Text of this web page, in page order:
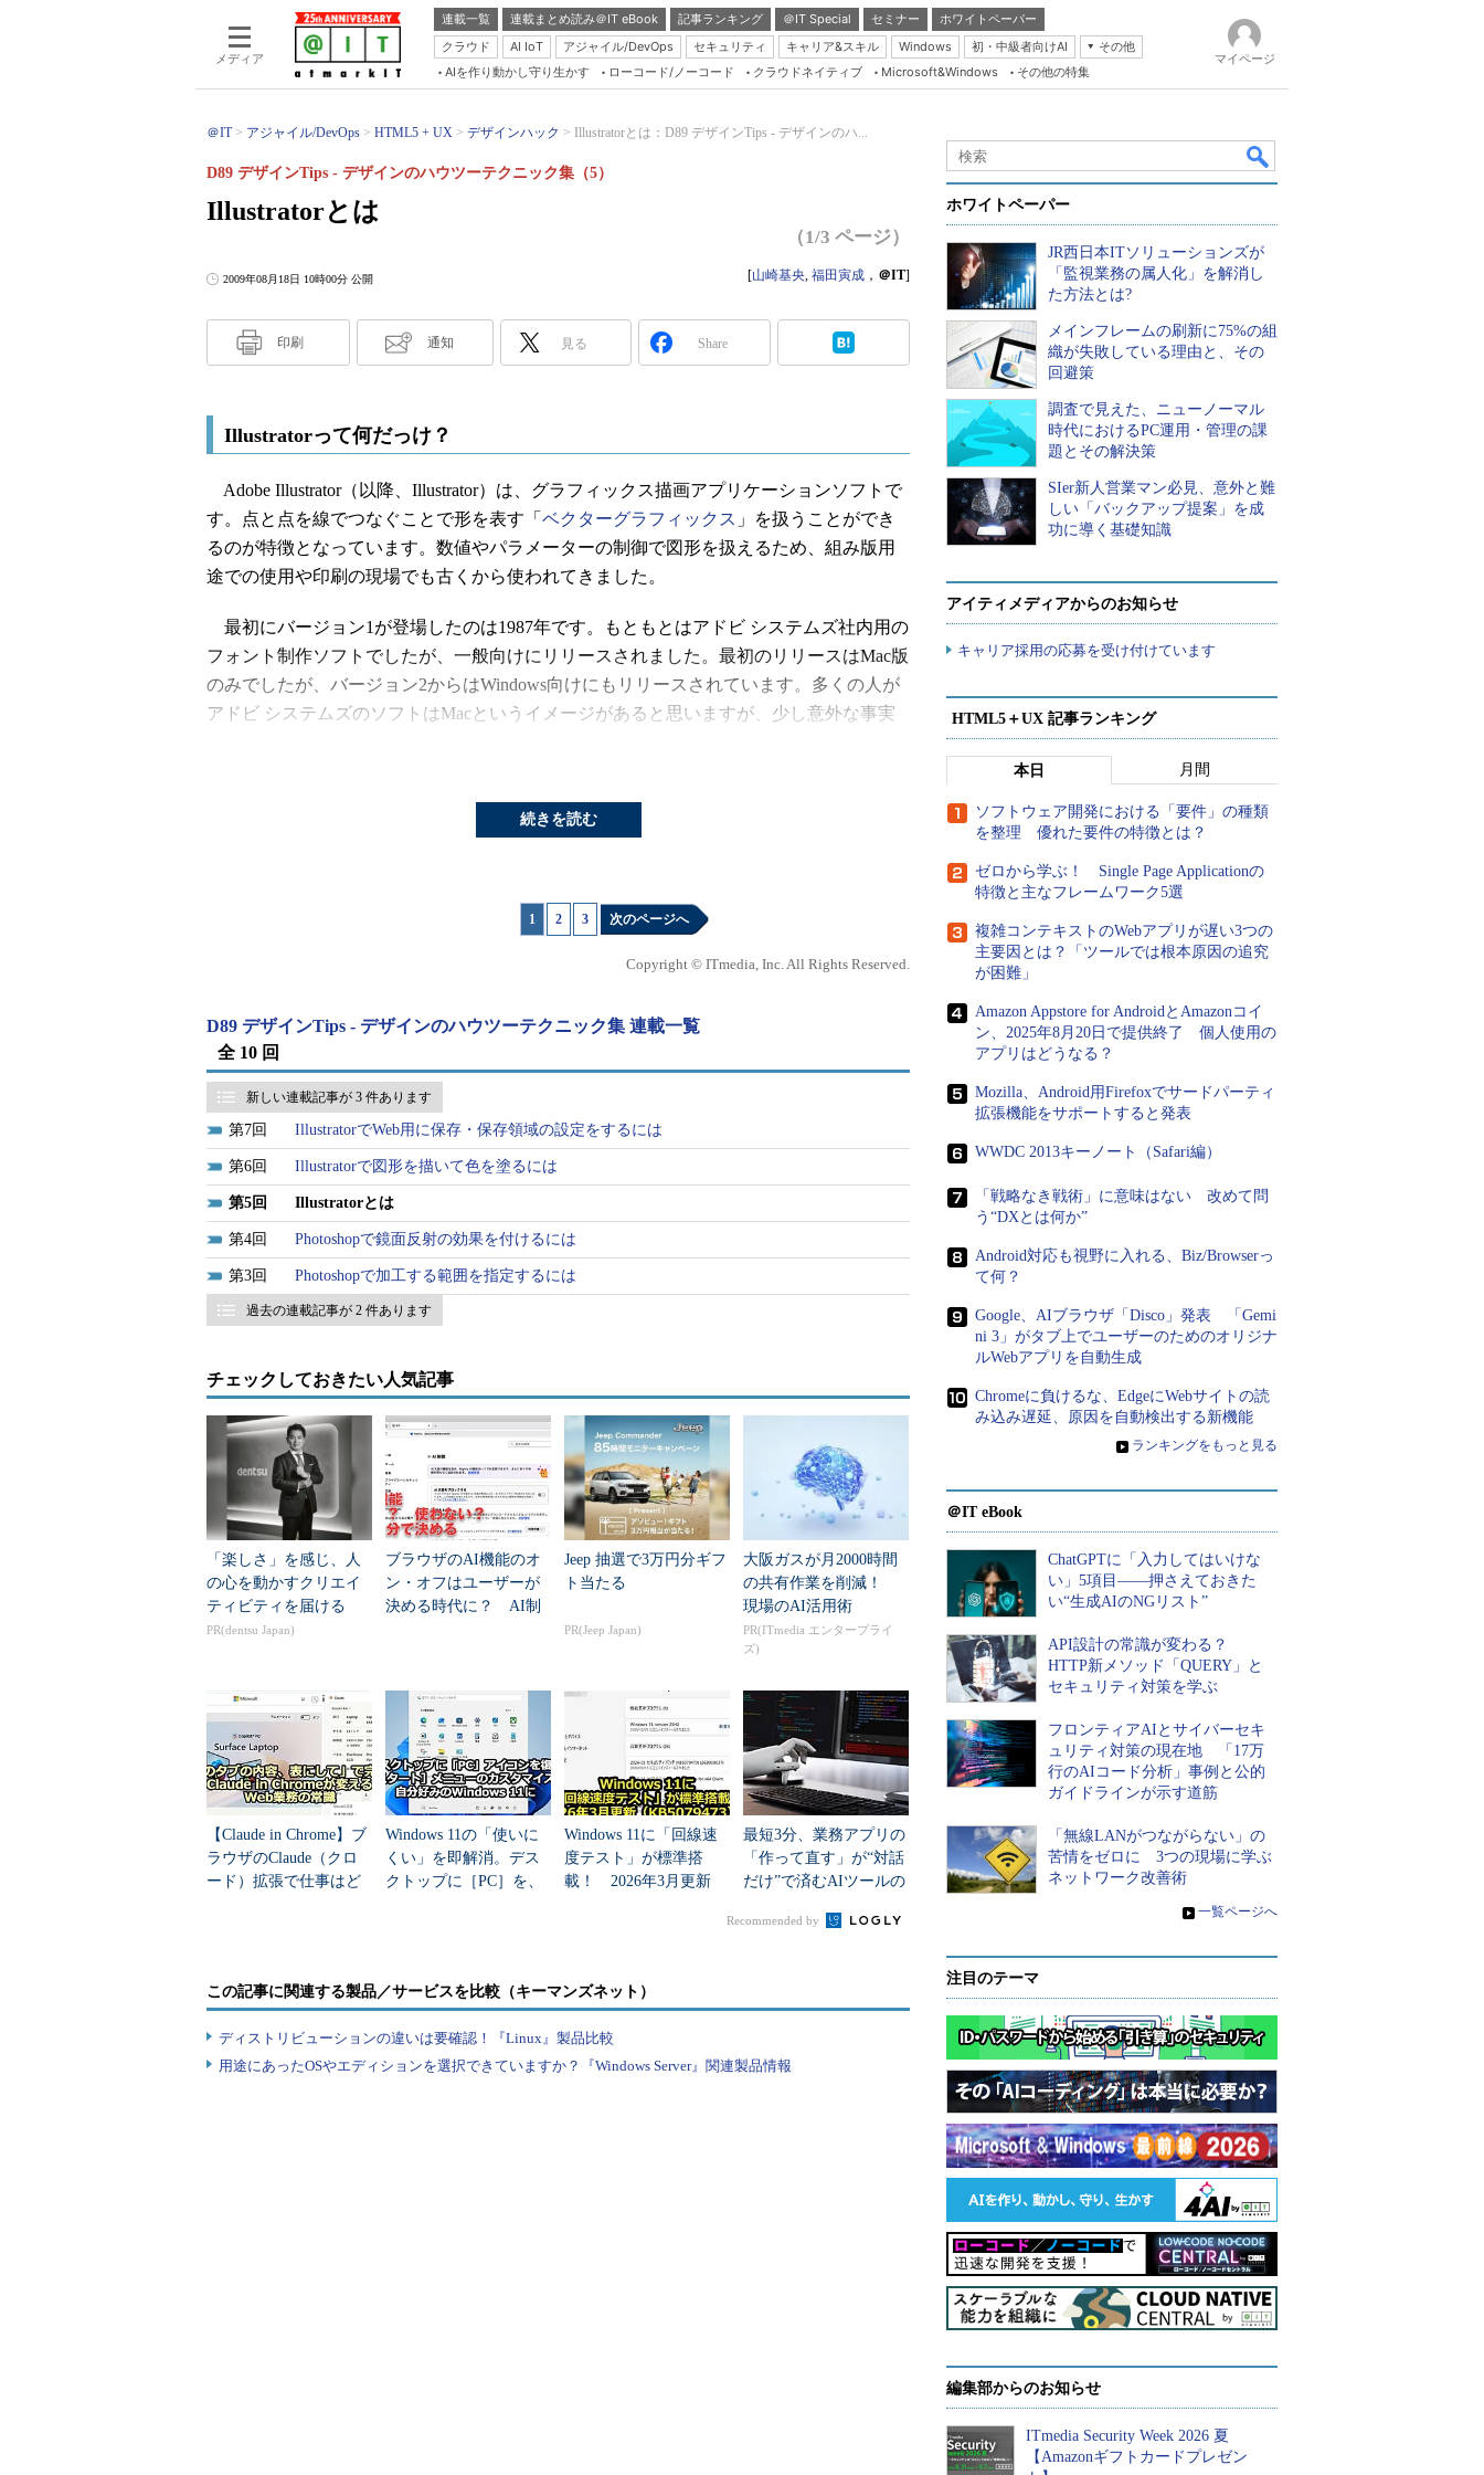
メディア
連載一覧 連載まとめ読み＠IT eBook 記事ランキング ＠IT Special セミナー
ホワイトペーパー
クラウド
AI IoT アジャイル/DevOps セキュリティ キャリア&スキル Windows 初・中級者向けAI
その他
Server & Storage
Database Expert
Master of IP Network
Security & Trust
AIを作り動かし守り生かす ローコード/ノーコード クラウドネイティブ Microsoft&Windows その他の特集
マイページ
＠IT アジャイル/DevOps HTML5 + UX デザインハック Illustratorとは：D89 デザインTips - デザインのハ...
Illustratorとは
D89 デザインTips - デザインのハウツーテクニック集（5）
（1/3 ページ）
2009年08月18日 10時00分 公開 [山崎基央, 福田寅成 ， ＠IT]
印刷 通知 見る Share
Illustratorって何だっけ？
Adobe Illustrator（以降、Illustrator）は、グラフィックス描画アプリケーションソフトで
す。点と点を線でつなぐことで形を表す「 ベクターグラフィックス 」を扱うことができ
るのが特徴となっています。数値やパラメーターの制御で図形を扱えるため、組み版用
途での使用や印刷の現場でも古くから使われてきました。
最初にバージョン1が登場したのは1987年です。もともとはアドビ システムズ社内用の
フォント制作ソフトでしたが、一般向けにリリースされました。最初のリリースはMac版
のみでしたが、バージョン2からはWindows向けにもリリースされています。多くの人が
アドビ システムズのソフトはMacというイメージがあると思いますが、少し意外な事実
ョン11からは新たに「CS（Creative Suite）」という名前が付けられました。このバージョ
フトになりました。最新版のCS4は2008年12月19日に発売され、メジャーバージョンは14
フトウェアを追加機能として使うことができます。
Illustratorのユーザーインターフェイス
Illustratorのユーザーインターフェイスについて、簡単に見ていきます。Illustratorを起動
してみましょう。
図 Illustratorのユーザーインターフェイス （画像をクリックすると拡大します）
編集中の書類一覧がタブ状になって表示されます。これは、Illustrator CS4からの新機能
です。
【B】アプリケーションバー
ファイル操作やヘルプメニューなど、グローバルなナビゲーションが収められていま
す。
用途に応じて、画面の構造を変更できます。主に、パネルの位置や構成です。プリセ
ットでは、アドビ システムズのファミリー製品に近い構成と、一般的に使われる構成が
入っています。構成は、自分でカスタマイズして保存することも可能です。
続きを読む
1 2 3 次のページへ
Copyright © ITmedia, Inc. All Rights Reserved.
D89 デザインTips - デザインのハウツーテクニック集 連載一覧
全 10 回
新しい連載記事が 3 件あります
7 IllustratorでWeb用に保存・保存領域の設定をするには
6 Illustratorで図形を描いて色を塗るには
5 Illustratorとは
4 Photoshopで鏡面反射の効果を付けるには
3 Photoshopで加工する範囲を指定するには
過去の連載記事が 2 件あります
チェックしておきたい人気記事
「楽しさ」を感じ、人
の心を動かすクリエイ
ティビティを届ける
PR(dentsu Japan)
ブラウザのAI機能のオ
ン・オフはユーザーが
決める時代に？ AI制
Jeep 抽選で3万円分ギフ
ト当たる
PR(Jeep Japan)
大阪ガスが月2000時間
の共有作業を削減！
現場のAI活用術
PR(ITmedia エンタープライ
ズ)
【Claude in Chrome】ブ
ラウザのClaude（クロ
ード）拡張で仕事はど
Windows 11の「使いに
くい」を即解消。デス
クトップに［PC］を、
Windows 11に「回線速
度テスト」が標準搭
載！ 2026年3月更新
最短3分、業務アプリの
「作って直す」が“対話
だけ”で済むAIツールの
Recommended by
この記事に関連する製品／サービスを比較（キーマンズネット）
ディストリビューションの違いは要確認！『Linux』製品比較
用途にあったOSやエディションを選択できていますか？『Windows Server』関連製品情報
ホワイトペーパー
JR西日本ITソリューションズが
「監視業務の属人化」を解消し
た方法とは?
メインフレームの刷新に75%の組
織が失敗している理由と、その
回避策
調査で見えた、ニューノーマル
時代におけるPC運用・管理の課
題とその解決策
SIer新人営業マン必見、意外と難
しい「バックアップ提案」を成
功に導く基礎知識
アイティメディアからのお知らせ
キャリア採用の応募を受け付けています
HTML5＋UX 記事ランキング
本日 月間
ソフトウェア開発における「要件」の種類
を整理 優れた要件の特徴とは？
ゼロから学ぶ！ Single Page Applicationの
特徴と主なフレームワーク5選
複雑コンテキストのWebアプリが遅い3つの
主要因とは？「ツールでは根本原因の追究
が困難」
Amazon Appstore for AndroidとAmazonコイ
ン、2025年8月20日で提供終了 個人使用の
アプリはどうなる？
Mozilla、Android用Firefoxでサードパーティ
拡張機能をサポートすると発表
WWDC 2013キーノート（Safari編）
「戦略なき戦術」に意味はない 改めて問
う“DXとは何か”
Android対応も視野に入れる、Biz/Browserっ
て何？
Google、AIブラウザ「Disco」発表 「Gemi
ni 3」がタブ上でユーザーのためのオリジナ
ルWebアプリを自動生成
Chromeに負けるな、EdgeにWebサイトの読
み込み遅延、原因を自動検出する新機能
» ランキングをもっと見る
＠IT eBook
ChatGPTに「入力してはいけな
い」5項目――押さえておきた
い“生成AIのNGリスト”
API設計の常識が変わる？
HTTP新メソッド「QUERY」と
セキュリティ対策を学ぶ
フロンティアAIとサイバーセキ
ュリティ対策の現在地 「17万
行のAIコード分析」事例と公的
ガイドラインが示す道筋
「無線LANがつながらない」の
苦情をゼロに 3つの現場に学ぶ
ネットワーク改善術
» 一覧ページへ
注目のテーマ
編集部からのお知らせ
ITmedia Security Week 2026 夏
【Amazonギフトカードプレゼン